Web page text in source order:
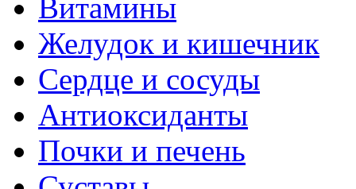
Витамины
Желудок и кишечник
Сердце и сосуды
Антиоксиданты
Почки и печень